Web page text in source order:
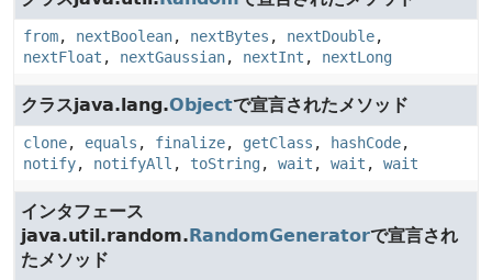
from, nextBoolean, nextBytes , nextDouble,
nextFloat , nextGaussian, nextInt , nextLong
クラスjava.lang.Objectで宣言されたメソッド
clone, equals , finalize, getClass , hashCode,
notify, notifyAll , toString, wait , wait , wait
インタフェース
java.util.random.RandomGeneratorで宣言され
たメソッド